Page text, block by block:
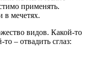
применять.
в мечетях.
видов. Какой-то
то – отвадить сглаз: